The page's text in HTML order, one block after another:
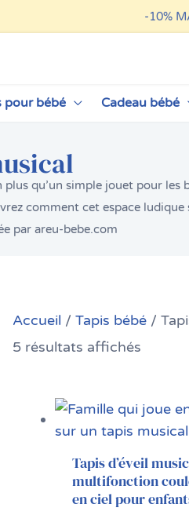
-10%
pour bébé Cadeau bébé
plus qu’un simple jouet pour les
comment cet espace
par areu-bebe.com
Accueil / Tapis bébé /
5 résultats affichés
Trié
Tapis d’éveil
multifonction
en ciel pour